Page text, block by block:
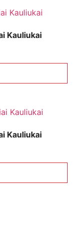
Kauliukai
Kauliukai